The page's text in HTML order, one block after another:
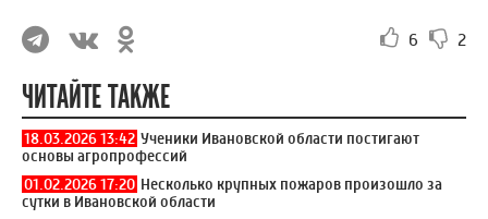
6 2
ЧИТАЙТЕ ТАКЖЕ
18.03.2026 13:42 Ученики Ивановской области постигают
основы агропрофессий
01.02.2026 17:20 Несколько крупных пожаров произошло за
сутки в Ивановской области